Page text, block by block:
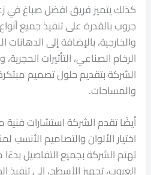
كذلك يتميز فريق افضل صباغ في
جروب بالقدرة على تنفيذ جميع
والخارجية، بالإضافة إلى الدهانات
الرخام الصناعي، التأثيرات
الشركة بتقديم حلول تصميم
والمساحات.
أيضًا تقدم الشركة استشارات
اختيار الألوان والتصاميم الأنسب
تهتم الشركة بجميع التفاصيل
العيوب، تجهيز الأسطح، إلى تنفيذ